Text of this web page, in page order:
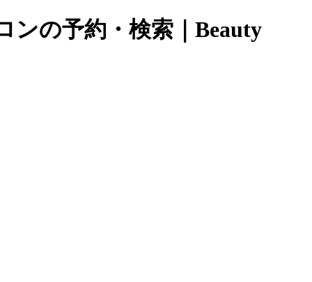
ンの予約・検索｜Beauty